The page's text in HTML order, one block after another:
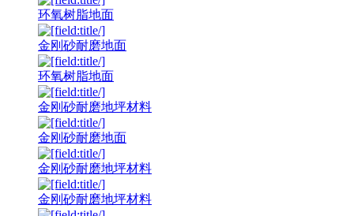
环氧树脂地面
金刚砂耐磨地面
环氧树脂地面
金刚砂耐磨地坪材料
金刚砂耐磨地面
金刚砂耐磨地坪材料
金刚砂耐磨地坪材料